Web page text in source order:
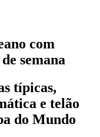
com
típicas,
do Mundo